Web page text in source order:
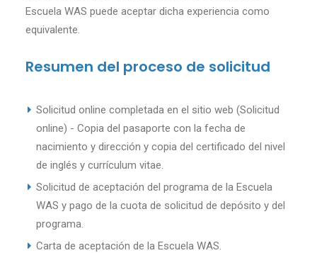
Escuela WAS puede aceptar dicha experiencia como
equivalente.
Resumen del proceso de solicitud
Solicitud online completada en el sitio web (Solicitud
online) - Copia del pasaporte con la fecha de
nacimiento y dirección y copia del certificado del nivel
de inglés y currículum vitae.
Solicitud de aceptación del programa de la Escuela
WAS y pago de la cuota de solicitud de depósito y del
programa.
Carta de aceptación de la Escuela WAS.